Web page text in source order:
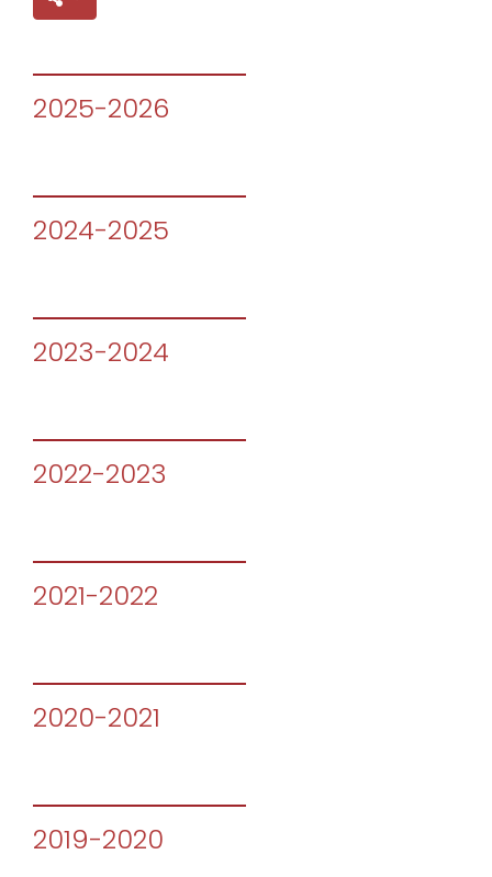
2025-2026
2024-2025
2023-2024
2022-2023
2021-2022
2020-2021
2019-2020